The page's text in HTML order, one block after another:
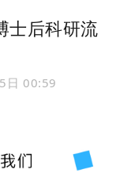
士后科研流
日 00:59